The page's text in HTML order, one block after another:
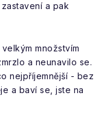
a pak
množstvím
a neunavilo se.
nejpříjemnější - bez
a baví se, jste na